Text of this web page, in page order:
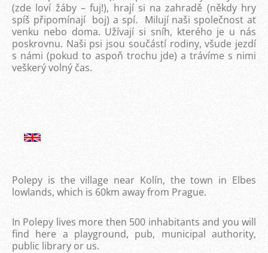
(zde loví žáby – fuj!), hrají si na zahradě (někdy hry
spíš připomínají boj) a spí. Milují naši společnost ať
venku nebo doma. Užívají si sníh, kterého je u nás
poskrovnu. Naši psi jsou součástí rodiny, všude jezdí
s námi (pokud to aspoň trochu jde) a trávíme s nimi
veškerý volný čas.
Polepy is the village near Kolín, the town in Elbes
lowlands, which is 60km away from Prague.
In Polepy lives more then 500 inhabitants and you will
find here a playground, pub, municipal authority,
public library or us.